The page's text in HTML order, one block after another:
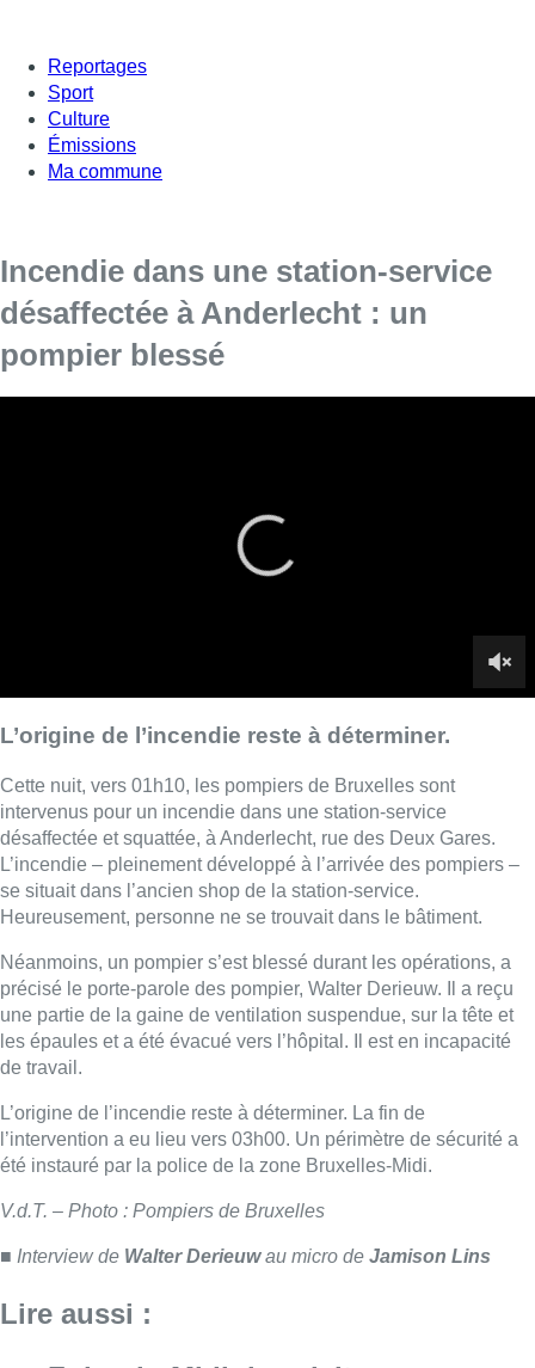
Reportages
Sport
Culture
Émissions
Ma commune
Incendie dans une station-service
désaffectée à Anderlecht : un
pompier blessé
désaffectée et squattée, à Anderlecht, rue des Deux Gares.
L’incendie – pleinement développé à l’arrivée des pompiers –
se situait dans l’ancien shop de la station-service.
Néanmoins, un pompier s’est blessé durant les opérations, a
précisé le porte-parole des pompier, Walter Derieuw. Il a reçu
une partie de la gaine de ventilation suspendue, sur la tête et
de travail.
L’origine de l’incendie reste à déterminer. La fin de
l’intervention a eu lieu vers 03h00. Un périmètre de sécurité a
été instauré par la police de la zone Bruxelles-Midi.
V.d.T. – Photo : Pompiers de Bruxelles
Lire aussi :
Foire du Midi: les visiteurs au